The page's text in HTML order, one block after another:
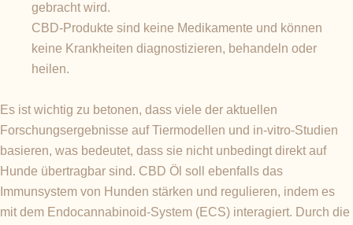
gebracht wird.
CBD-Produkte sind keine Medikamente und können
keine Krankheiten diagnostizieren, behandeln oder
heilen.
Es ist wichtig zu betonen, dass viele der aktuellen
Forschungsergebnisse auf Tiermodellen und in-vitro-Studien
basieren, was bedeutet, dass sie nicht unbedingt direkt auf
Hunde übertragbar sind. CBD Öl soll ebenfalls das
Immunsystem von Hunden stärken und regulieren, indem es
mit dem Endocannabinoid-System (ECS) interagiert. Durch die